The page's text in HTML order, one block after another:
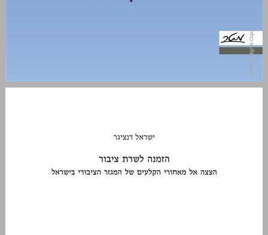
הזמנה לשרת ציבור: הצצה אל מאחורי הקלעים של המגזר הציבורי בישראל ... 0